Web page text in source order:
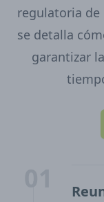
regulatoria
se detalla
garantizar